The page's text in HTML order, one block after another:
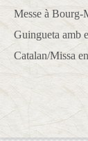
Messe à Bourg-
Guingueta amb
Catalan/Missa